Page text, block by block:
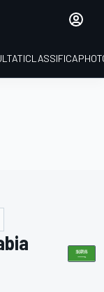
CLASSIFICA